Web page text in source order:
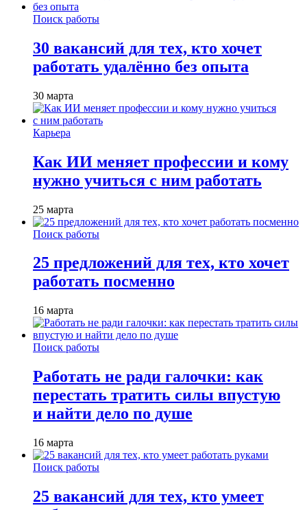
Поиск работы
30 вакансий для тех, кто хочет
работать удалённо без опыта
30 марта
Карьера
Как ИИ меняет профессии и кому
нужно учиться с ним работать
25 марта
Поиск работы
25 предложений для тех, кто хочет
работать посменно
16 марта
Поиск работы
Работать не ради галочки: как
перестать тратить силы впустую
и найти дело по душе
16 марта
Поиск работы
25 вакансий для тех, кто умеет